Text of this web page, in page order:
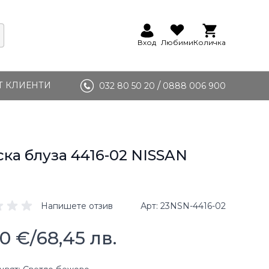
Вход ЛюбимиКоличка
КЛИЕНТИ 032 80 50 20 / 0888 006 900
блуза 4416-02 NISSAN
Напишете отзив Арт 23NSN-4416-02
€/68,45 лв.